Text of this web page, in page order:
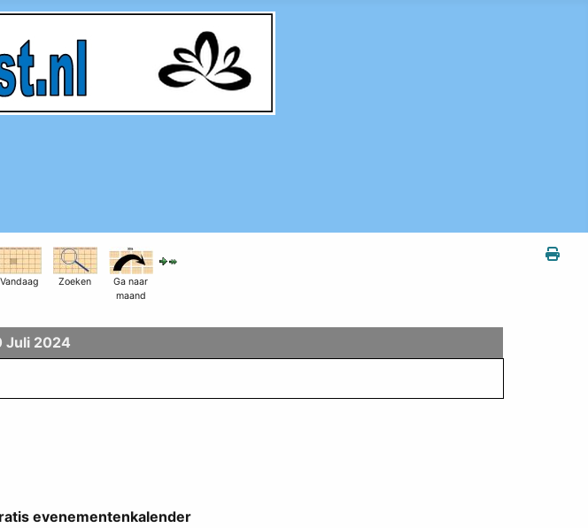
Vandaag Zoeken
Ga naar
maand
Juli 2024
evenementenkalender